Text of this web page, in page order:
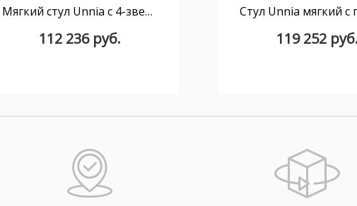
Мягкий стул Unnia с 4-звездочным поворотным основанием из алюминия
112 236 руб. 119 252